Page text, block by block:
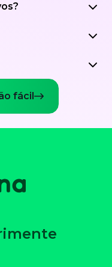
fácil